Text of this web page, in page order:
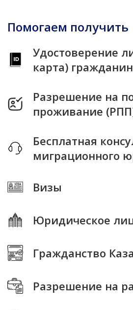
Помогаем получить
Удостоверение
карта)
Разрешение на
проживание
Бесплатная
миграционного
Визы
Юридическое
Гражданство
Разрешение на